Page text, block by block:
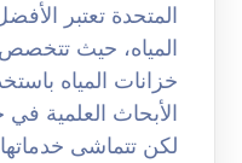
المتحدة تعتبر
المياه، حيث
خزانات المياه
الأبحاث العلمية
لكن تتماشى خدماتها